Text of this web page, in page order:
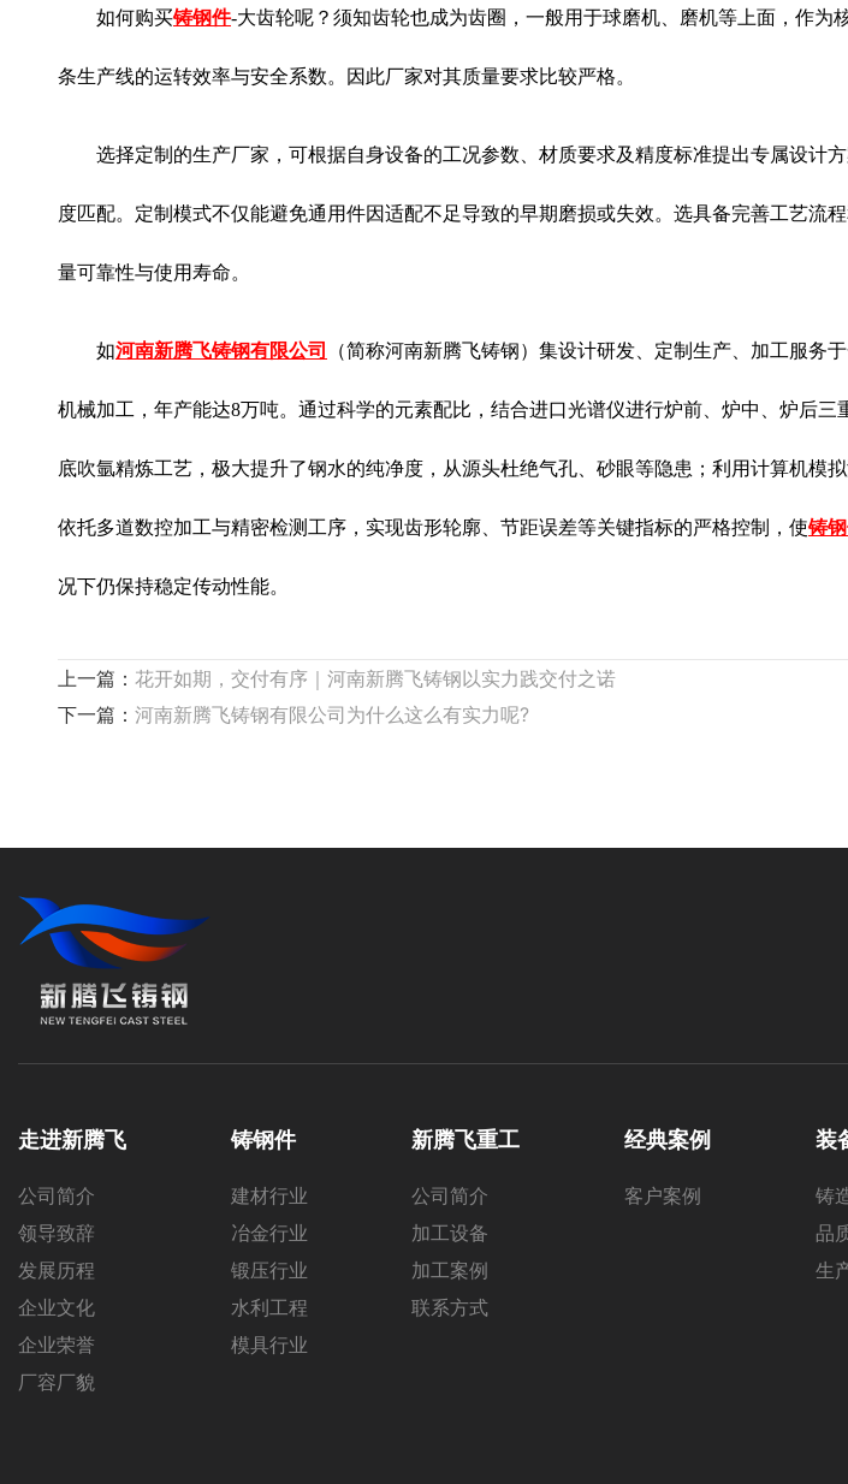
如何购买铸钢件-大齿轮呢？须知齿轮也成为齿圈，一般用于球磨机、磨机等上面，作为
条生产线的运转效率与安全系数。因此厂家对其质量要求比较严格。
选择定制的生产厂家，可根据自身设备的工况参数、材质要求及精度标准提出专属设计
度匹配。定制模式不仅能避免通用件因适配不足导致的早期磨损或失效。选具备完善工艺流
量可靠性与使用寿命。
如河南新腾飞铸钢有限公司 （简称河南新腾飞铸钢）集设计研发、定制生产、加工服务
机械加工，年产能达8万吨。通过科学的元素配比，结合进口光谱仪进行炉前、炉中、炉后
底吹氩精炼工艺，极大提升了钢水的纯净度，从源头杜绝气孔、砂眼等隐患；利用计算机模
依托多道数控加工与精密检测工序，实现齿形轮廓、节距误差等关键指标的严格控制，使铸
况下仍保持稳定传动性能。
上一篇： 花开如期，交付有序｜河南新腾飞铸钢以实力践交付之诺
下一篇： 河南新腾飞铸钢有限公司为什么这么有实力呢?
走进新腾飞
公司简介
领导致辞
发展历程
企业文化
企业荣誉
厂容厂貌
铸钢件
建材行业
冶金行业
锻压行业
水利工程
模具行业
新腾飞重工
公司简介
加工设备
加工案例
联系方式
经典案例
客户案例
装
铸
品
生